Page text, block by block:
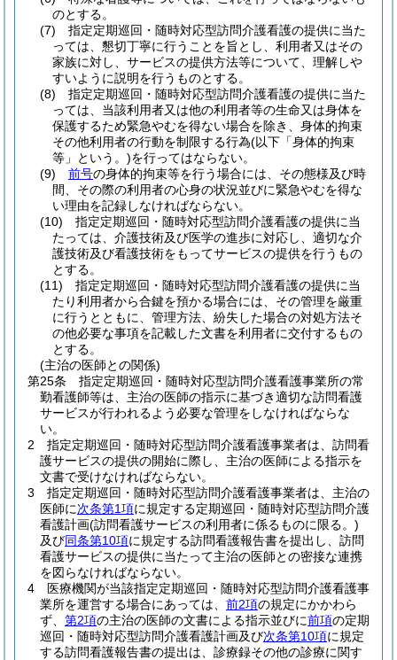
のとする。
(7)
指定定期巡回・随時対応型訪問介護看護の提供に当た
っては、懇切丁寧に行うことを旨とし、利用者又はその
家族に対し、サービスの提供方法等について、理解しや
すいように説明を行うものとする。
(8)
指定定期巡回・随時対応型訪問介護看護の提供に当た
っては、当該利用者又は他の利用者等の生命又は身体を
保護するため緊急やむを得ない場合を除き、身体的拘束
その他利用者の行動を制限する行為(以下「身体的拘束
等」という。)を行ってはならない。
(9)
前号の身体的拘束等を行う場合には、その態様及び時
間、その際の利用者の心身の状況並びに緊急やむを得な
い理由を記録しなければならない。
(10)
指定定期巡回・随時対応型訪問介護看護の提供に当
たっては、介護技術及び医学の進歩に対応し、適切な介
護技術及び看護技術をもってサービスの提供を行うもの
とする。
(11)
指定定期巡回・随時対応型訪問介護看護の提供に当
たり利用者から合鍵を預かる場合には、その管理を厳重
に行うとともに、管理方法、紛失した場合の対処方法そ
の他必要な事項を記載した文書を利用者に交付するもの
とする。
(主治の医師との関係)
第25条
指定定期巡回・随時対応型訪問介護看護事業所の常
勤看護師等は、主治の医師の指示に基づき適切な訪問看護
サービスが行われるよう必要な管理をしなければならな
い。
2
指定定期巡回・随時対応型訪問介護看護事業者は、訪問看
護サービスの提供の開始に際し、主治の医師による指示を
文書で受けなければならない。
3
指定定期巡回・随時対応型訪問介護看護事業者は、主治の
医師に次条第1項に規定する定期巡回・随時対応型訪問介護
看護計画(訪問看護サービスの利用者に係るものに限る。)
及び同条第10項に規定する訪問看護報告書を提出し、訪問
看護サービスの提供に当たって主治の医師との密接な連携
を図らなければならない。
4
医療機関が当該指定定期巡回・随時対応型訪問介護看護事
業所を運営する場合にあっては、 前2項の規定にかかわら
ず、 第2項の主治の医師の文書による指示並びに前項の定期
巡回・随時対応型訪問介護看護計画及び次条第10項に規定
する訪問看護報告書の提出は、診療録その他の診療に関す